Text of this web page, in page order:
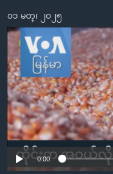
သို့
ကျော်
ကြည့်
ရန်
ပင်မ
အ
ညွန်း
စာမျက်နှာ
ကျော်
အစ္စရေး-ပါလက်စတိုင်း
အင်္ဂလိပ်စာလေ့လာမယ်
အမေရိကန်သုံးအီဒီယံ
မကြေးမုံရဲ့ အင်္ဂလိပ်စာ
ရုပ်ရှင်ထဲက အင်္ဂလိပ်စာ
သုတပဒေသာ အင်္ဂလိပ်စာ
အပတ်စဉ်ကဏ္ဍများ
ရေဒီယို
တီဗွီ
ရေဒီယိုနှင့်ရုပ်သံ အချက်
ရေဒီယို/တီဗွီအစီအစဉ်
Learning English
ဗွီအိုအေ လူမှုကွန်ယက်များ
၀၁ မတ္၊ ၂၀၂၅
No media
0:00